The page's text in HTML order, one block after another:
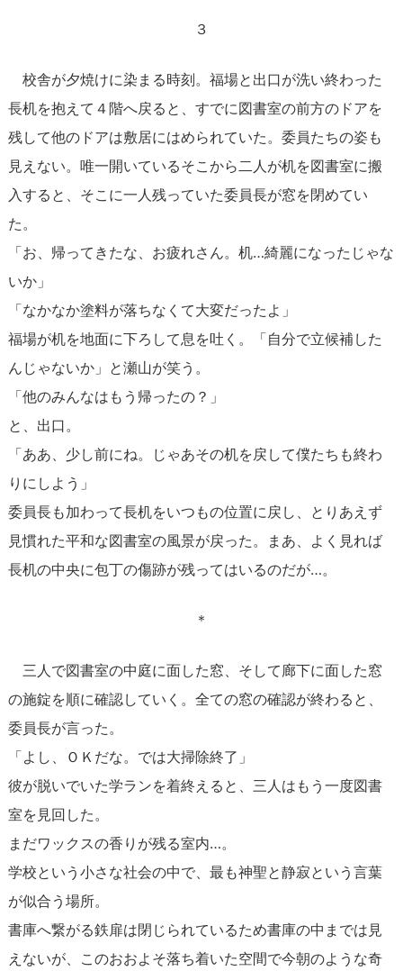
３
校舎が夕焼けに染まる時刻。福場と出口が洗い終わった
長机を抱えて４階へ戻ると、すでに図書室の前方のドアを
残して他のドアは敷居にはめられていた。委員たちの姿も
見えない。唯一開いているそこから二人が机を図書室に搬
入すると、そこに一人残っていた委員長が窓を閉めてい
た。
「お、帰ってきたな、お疲れさん。机…綺麗になったじゃな
いか」
「なかなか塗料が落ちなくて大変だったよ」
福場が机を地面に下ろして息を吐く。「自分で立候補した
んじゃないか」と瀬山が笑う。
「他のみんなはもう帰ったの？」
と、出口。
「ああ、少し前にね。じゃあその机を戻して僕たちも終わ
りにしよう」
委員長も加わって長机をいつもの位置に戻し、とりあえず
見慣れた平和な図書室の風景が戻った。まあ、よく見れば
長机の中央に包丁の傷跡が残ってはいるのだが…。
＊
三人で図書室の中庭に面した窓、そして廊下に面した窓
の施錠を順に確認していく。全ての窓の確認が終わると、
委員長が言った。
「よし、ＯＫだな。では大掃除終了」
彼が脱いでいた学ランを着終えると、三人はもう一度図書
室を見回した。
まだワックスの香りが残る室内…。
学校という小さな社会の中で、最も神聖と静寂という言葉
が似合う場所。
書庫へ繋がる鉄扉は閉じられているため書庫の中までは見
えないが、このおおよそ落ち着いた空間で今朝のような奇